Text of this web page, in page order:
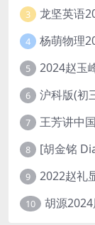
3 龙坚英语
4
5
6
7 王芳讲中
8
9
10